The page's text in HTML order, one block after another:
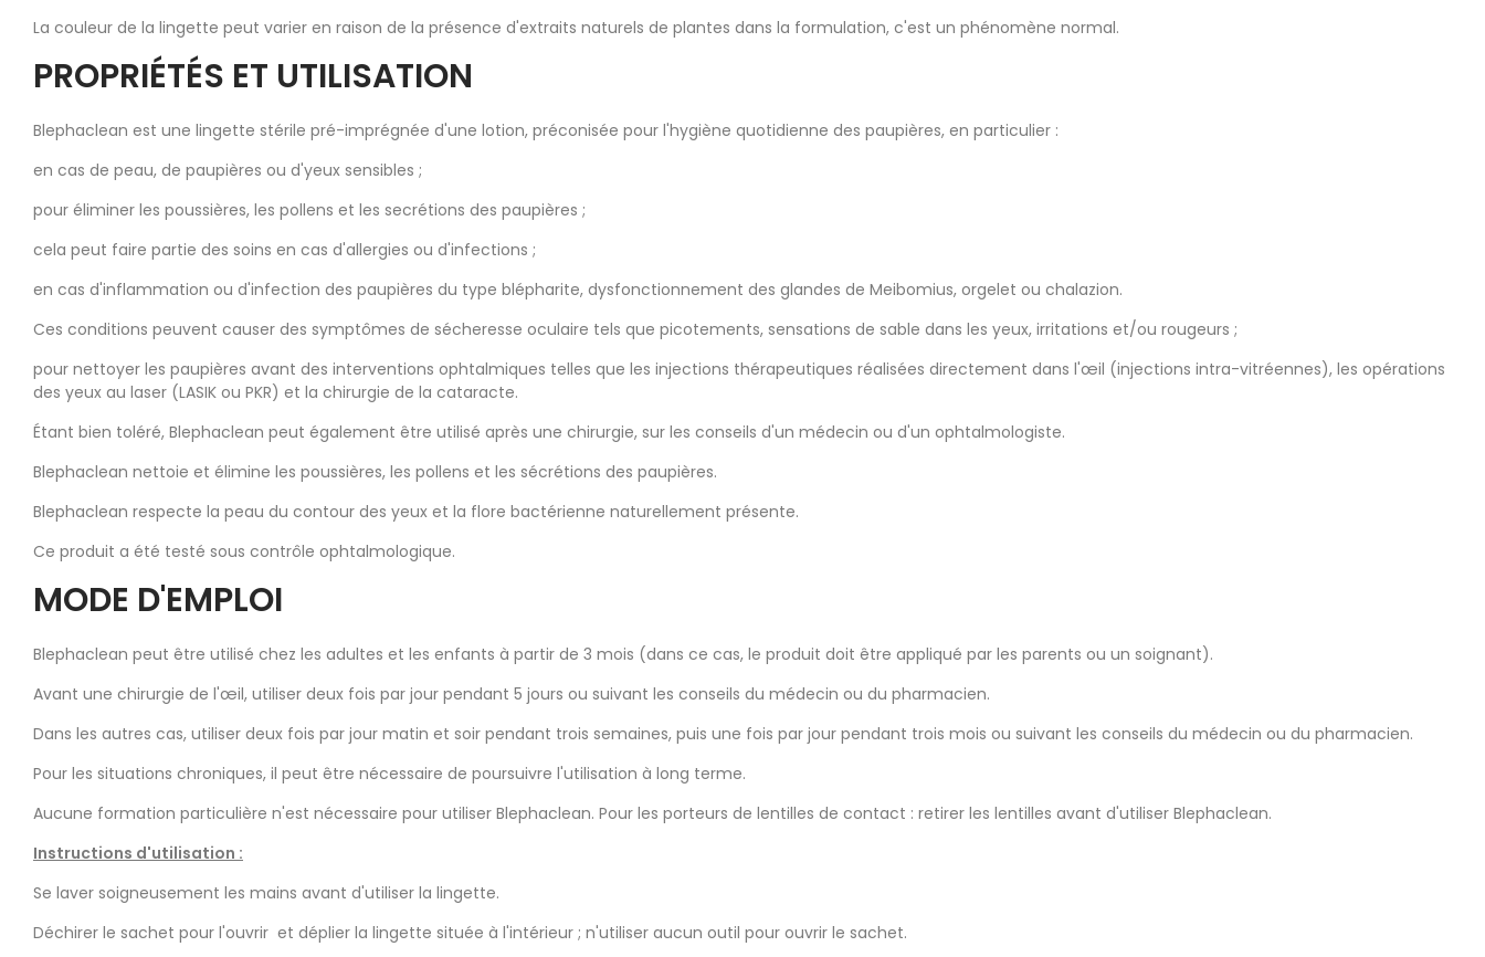
La couleur de la lingette peut varier en raison de la présence d'extraits naturels de plantes dans la formulation, c'est un phénomène normal.
PROPRIÉTÉS ET UTILISATION
Blephaclean est une lingette stérile pré-imprégnée d'une lotion, préconisée pour l'hygiène quotidienne des paupières, en particulier :
en cas de peau, de paupières ou d'yeux sensibles ;
pour éliminer les poussières, les pollens et les secrétions des paupières ;
cela peut faire partie des soins en cas d'allergies ou d'infections ;
en cas d'inflammation ou d'infection des paupières du type blépharite, dysfonctionnement des glandes de Meibomius, orgelet ou chalazion.
Ces conditions peuvent causer des symptômes de sécheresse oculaire tels que picotements, sensations de sable dans les yeux, irritations et/ou rougeurs ;
pour nettoyer les paupières avant des interventions ophtalmiques telles que les injections thérapeutiques réalisées directement dans l'œil (injections intra-vitréennes), les opérations
des yeux au laser (LASIK ou PKR) et la chirurgie de la cataracte.
Étant bien toléré, Blephaclean peut également être utilisé après une chirurgie, sur les conseils d'un médecin ou d'un ophtalmologiste.
Blephaclean nettoie et élimine les poussières, les pollens et les sécrétions des paupières.
Blephaclean respecte la peau du contour des yeux et la flore bactérienne naturellement présente.
Ce produit a été testé sous contrôle ophtalmologique.
MODE D'EMPLOI
Blephaclean peut être utilisé chez les adultes et les enfants à partir de 3 mois (dans ce cas, le produit doit être appliqué par les parents ou un soignant).
Avant une chirurgie de l'œil, utiliser deux fois par jour pendant 5 jours ou suivant les conseils du médecin ou du pharmacien.
Dans les autres cas, utiliser deux fois par jour matin et soir pendant trois semaines, puis une fois par jour pendant trois mois ou suivant les conseils du médecin ou du pharmacien.
Pour les situations chroniques, il peut être nécessaire de poursuivre l'utilisation à long terme.
Aucune formation particulière n'est nécessaire pour utiliser Blephaclean. Pour les porteurs de lentilles de contact : retirer les lentilles avant d'utiliser Blephaclean.
Instructions d'utilisation :
Se laver soigneusement les mains avant d'utiliser la lingette.
Déchirer le sachet pour l'ouvrir et déplier la lingette située à l'intérieur ; n'utiliser aucun outil pour ouvrir le sachet.